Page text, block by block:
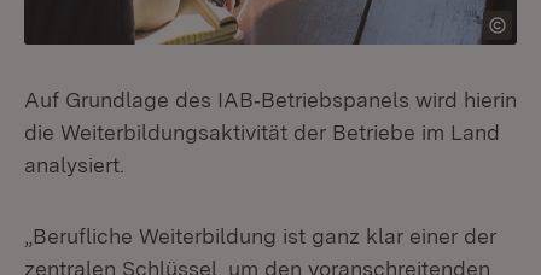
Auf Grundlage des IAB‐Betriebspanels wird hierin
die Weiterbildungsaktivität der Betriebe im Land
analysiert.
„Berufliche Weiterbildung ist ganz klar einer der
zentralen Schlüssel, um den voranschreitenden